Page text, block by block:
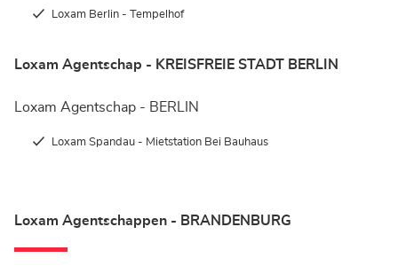
Loxam Berlin - Tempelhof
Loxam Agentschap - KREISFREIE STADT BERLIN
Loxam Agentschap - BERLIN
Loxam Spandau - Mietstation Bei Bauhaus
Loxam Agentschappen - BRANDENBURG